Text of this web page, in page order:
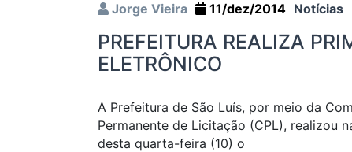
Jorge Vieira 11/dez/2014 Notícias
PREFEITURA REALIZA
ELETRÔNICO
A Prefeitura de São Luís, por meio da
Permanente de Licitação (CPL), realizou
desta quarta-feira (10) o